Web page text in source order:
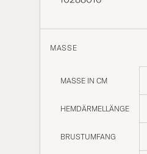
MASSE
MASSE IN CM
HEMDÄRMELLÄNGE
BRUSTUMFANG